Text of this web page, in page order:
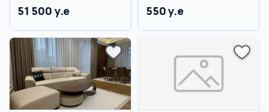
51 500 y.e 550 y.e